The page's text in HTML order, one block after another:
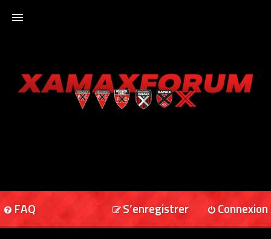
XAMAXFORUM
FAQ Connexion
S’enregistrer